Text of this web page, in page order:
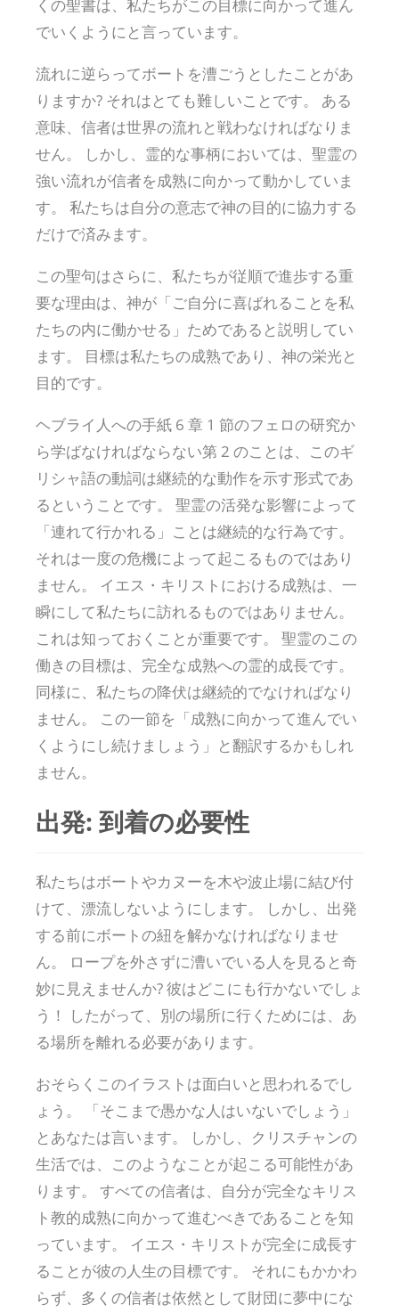
くの聖書は、私たちがこの目標に向かって進ん
でいくようにと言っています。
流れに逆らってボートを漕ごうとしたことがあ
りますか? それはとても難しいことです。 ある
意味、信者は世界の流れと戦わなければなりま
せん。 しかし、霊的な事柄においては、聖霊の
強い流れが信者を成熟に向かって動かしていま
す。 私たちは自分の意志で神の目的に協力する
だけで済みます。
この聖句はさらに、私たちが従順で進歩する重
要な理由は、神が「ご自分に喜ばれることを私
たちの内に働かせる」ためであると説明してい
ます。 目標は私たちの成熟であり、神の栄光と
目的です。
ヘブライ人への手紙 6 章 1 節のフェロの研究か
ら学ばなければならない第 2 のことは、このギ
リシャ語の動詞は継続的な動作を示す形式であ
るということです。 聖霊の活発な影響によって
「連れて行かれる」ことは継続的な行為です。
それは一度の危機によって起こるものではあり
ません。 イエス・キリストにおける成熟は、一
瞬にして私たちに訪れるものではありません。
これは知っておくことが重要です。 聖霊のこの
働きの目標は、完全な成熟への霊的成長です。
同様に、私たちの降伏は継続的でなければなり
ません。 この一節を「成熟に向かって進んでい
くようにし続けましょう」と翻訳するかもしれ
ません。
出発: 到着の必要性
私たちはボートやカヌーを木や波止場に結び付
けて、漂流しないようにします。 しかし、出発
する前にボートの紐を解かなければなりませ
ん。 ロープを外さずに漕いでいる人を見ると奇
妙に見えませんか? 彼はどこにも行かないでしょ
う！ したがって、別の場所に行くためには、あ
る場所を離れる必要があります。
おそらくこのイラストは面白いと思われるでし
ょう。 「そこまで愚かな人はいないでしょう」
とあなたは言います。 しかし、クリスチャンの
生活では、このようなことが起こる可能性があ
ります。 すべての信者は、自分が完全なキリス
ト教的成熟に向かって進むべきであることを知
っています。 イエス・キリストが完全に成長す
ることが彼の人生の目標です。 それにもかかわ
らず、多くの信者は依然として財団に夢中にな